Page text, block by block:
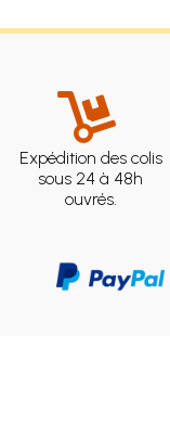
Expédition des colis
sous 24 à 48h
ouvrés.